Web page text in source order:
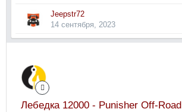
Jeepstr72
14 сентября, 2023
Лебедка 12000 - Punisher Off-Road